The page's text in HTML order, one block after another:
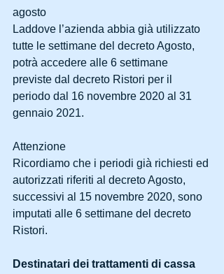
agosto
Laddove l’azienda abbia già utilizzato
tutte le settimane del decreto Agosto,
potrà accedere alle 6 settimane
previste dal decreto Ristori per il
periodo dal 16 novembre 2020 al 31
gennaio 2021.
Attenzione
Ricordiamo che i periodi già richiesti ed
autorizzati riferiti al decreto Agosto,
successivi al 15 novembre 2020, sono
imputati alle 6 settimane del decreto
Ristori.
Destinatari dei trattamenti di cassa